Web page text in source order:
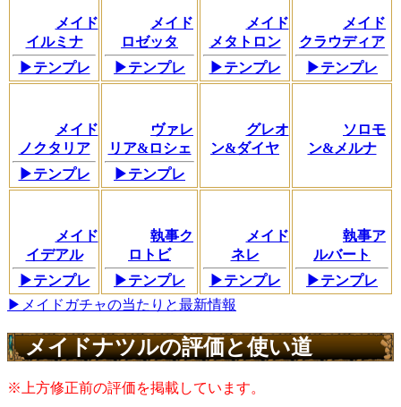
メイド
イルミナ
▶テンプレ
メイド
ロゼッタ
▶テンプレ
メイド
メタトロン
▶テンプレ
メイド
クラウディア
▶テンプレ
メイド
ノクタリア
▶テンプレ
ヴァレ
リア&ロシェ
▶テンプレ
グレオ
ン&ダイヤ
ソロモ
ン&メルナ
メイド
イデアル
▶テンプレ
執事ク
ロトビ
▶テンプレ
メイド
ネレ
▶テンプレ
執事ア
ルバート
▶テンプレ
▶メイドガチャの当たりと最新情報
メイドナツルの評価と使い道
※上方修正前の評価を掲載しています。